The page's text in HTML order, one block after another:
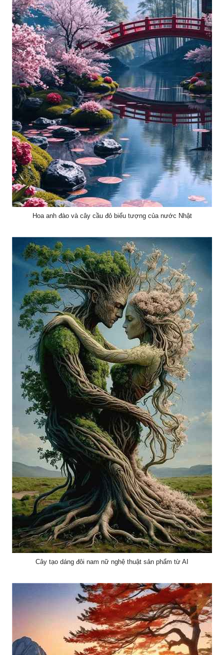
Hoa anh đào và cây cầu đỏ biểu tượng của nước Nhật
Cây tạo dáng đôi nam nữ nghệ thuật sản phẩm từ AI